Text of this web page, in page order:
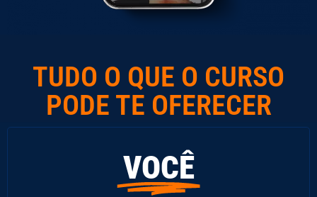
TUDO O QUE O CURSO
PODE TE OFERECER
VOCÊ